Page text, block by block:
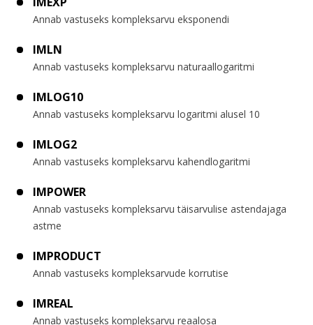
Annab vastuseks kompleksarvu eksponendi
IMLN
Annab vastuseks kompleksarvu naturaallogaritmi
IMLOG10
Annab vastuseks kompleksarvu logaritmi alusel 10
IMLOG2
Annab vastuseks kompleksarvu kahendlogaritmi
IMPOWER
Annab vastuseks kompleksarvu täisarvulise astendajaga
astme
IMPRODUCT
Annab vastuseks kompleksarvude korrutise
IMREAL
Annab vastuseks kompleksarvu reaalosa